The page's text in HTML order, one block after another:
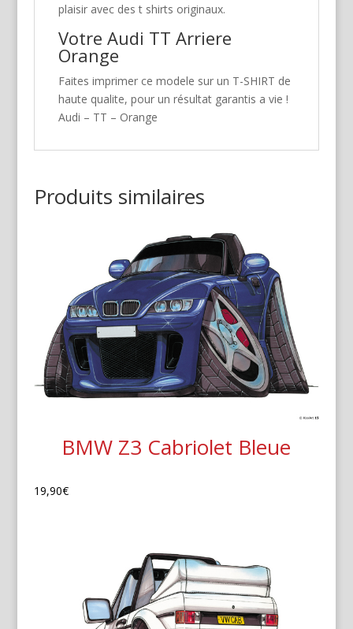
plaisir avec des t shirts originaux.
Votre Audi TT Arriere
Orange
Faites imprimer ce modele sur un T-SHIRT de
haute qualite, pour un résultat garantis a vie !
Audi – TT – Orange
Produits similaires
BMW Z3 Cabriolet Bleue
19,90€